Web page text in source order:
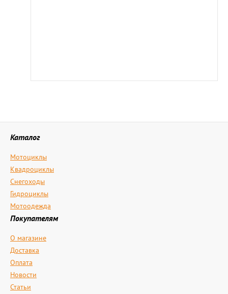
Каталог
Мотоциклы
Квадроциклы
Снегоходы
Гидроциклы
Мотоодежда
Покупателям
О магазине
Доставка
Оплата
Новости
Статьи